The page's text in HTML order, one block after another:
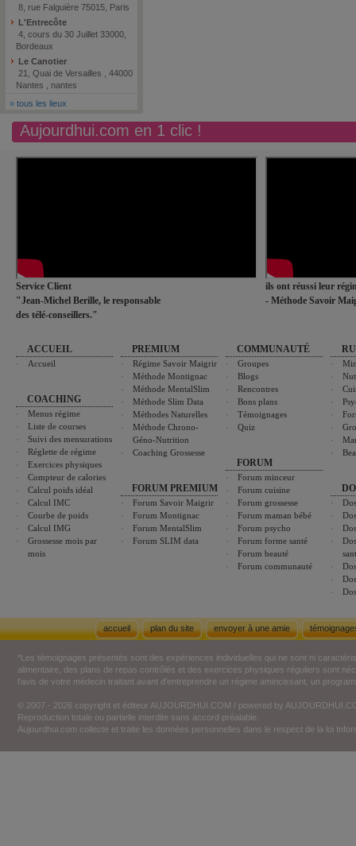
8, rue Falguière 75015, Paris
L'Entrecôte
4, cours du 30 Juillet 33000,
Bordeaux
Le Canotier
21, Quai de Versailles , 44000
Nantes , nantes
» tous les lieux
Aujourdhui.com en 1 clic !
Service Client
"Jean-Michel Berille, le responsable
des télé-conseillers."
ils ont réussi leur
- Méthode Savoir
ACCUEIL
Accueil
COACHING
Menus régime
Liste de courses
Suivi des mensurations
Réglette de régime
Exercices physiques
Compteur de calories
Calcul poids idéal
Calcul IMC
Courbe de poids
Calcul IMG
Grossesse mois par
mois
PREMIUM
Régime Savoir Maigrir
Méthode Montignac
Méthode MentalSlim
Méthode Slim Data
Méthodes Naturelles
Méthode Chrono-
Géno-Nutrition
Coaching Grossesse
FORUM PREMIUM
Forum Savoir Maigrir
Forum Montignac
Forum MentalSlim
Forum SLIM data
COMMUNAUTÉ
Groupes
Blogs
Rencontres
Bons plans
Témoignages
Quiz
FORUM
Forum minceur
Forum cuisine
Forum grossesse
Forum maman bébé
Forum psycho
Forum forme santé
Forum beauté
Forum communauté
accueil plan du site envoyer à une amie
*Les témoignages présentés sont des expériences individuelles qui ne sont ni
alimentaire, des plans de repas contrôlés et des exercices physiques réguliers sont
l'avis de votre médecin traitant avant d'entreprendre un régime amincissant, un
© 2007 - 2026 copyright et éditeur AUJOURDHUI.COM / powered by
Reproduction totale ou partielle interdite sans accord préalable.
Aujourdhui.com collecte et traite les données personnelles dans le respect de la loi